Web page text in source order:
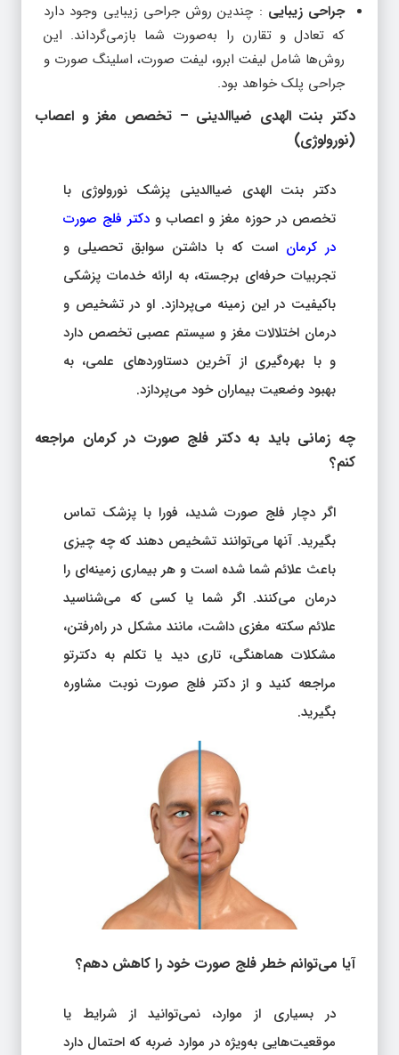
جراحی زیبایی : چندین روش جراحی زیبایی وجود دارد
که تعادل و تقارن را به‌صورت شما بازمی‌گرداند. این
روش‌ها شامل لیفت ابرو، لیفت صورت، اسلینگ صورت و
جراحی پلک خواهد بود.
دکتر بنت الهدی ضیاالدینی – تخصص مغز و اعصاب
(نورولوژی)
دکتر بنت الهدی ضیاالدینی پزشک نورولوژی با
تخصص در حوزه مغز و اعصاب و دکتر فلج صورت
در کرماناست که با داشتن سوابق تحصیلی و
تجربیات حرفه‌ای برجسته، به ارائه خدمات پزشکی
باکیفیت در این زمینه می‌پردازد. او در تشخیص و
درمان اختلالات مغز و سیستم عصبی تخصص دارد
و با بهره‌گیری از آخرین دستاوردهای علمی، به
بهبود وضعیت بیماران خود می‌پردازد.
چه زمانی باید به دکتر فلج صورت در کرمان مراجعه
کنم؟
اگر دچار فلج صورت شدید، فورا با پزشک تماس
بگیرید. آنها می‌توانند تشخیص دهند که چه چیزی
باعث علائم شما شده است و هر بیماری زمینه‌ای را
درمان می‌کنند. اگر شما یا کسی که می‌شناسید
علائم سکته مغزی داشت، مانند مشکل در راه‌رفتن،
مشکلات هماهنگی، تاری دید یا تکلم به دکترتو
مراجعه کنید و از دکتر فلج صورت نوبت مشاوره
بگیرید.
آیا می‌توانم خطر فلج صورت خود را کاهش دهم؟
در بسیاری از موارد، نمی‌توانید از شرایط یا
موقعیت‌هایی به‌ویژه در موارد ضربه که احتمال دارد